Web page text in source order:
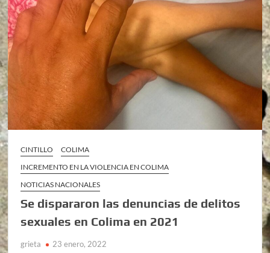
CINTILLO
COLIMA
INCREMENTO EN LA VIOLENCIA EN COLIMA
NOTICIAS NACIONALES
Se dispararon las denuncias de delitos
sexuales en Colima en 2021
grieta 23 enero, 2022